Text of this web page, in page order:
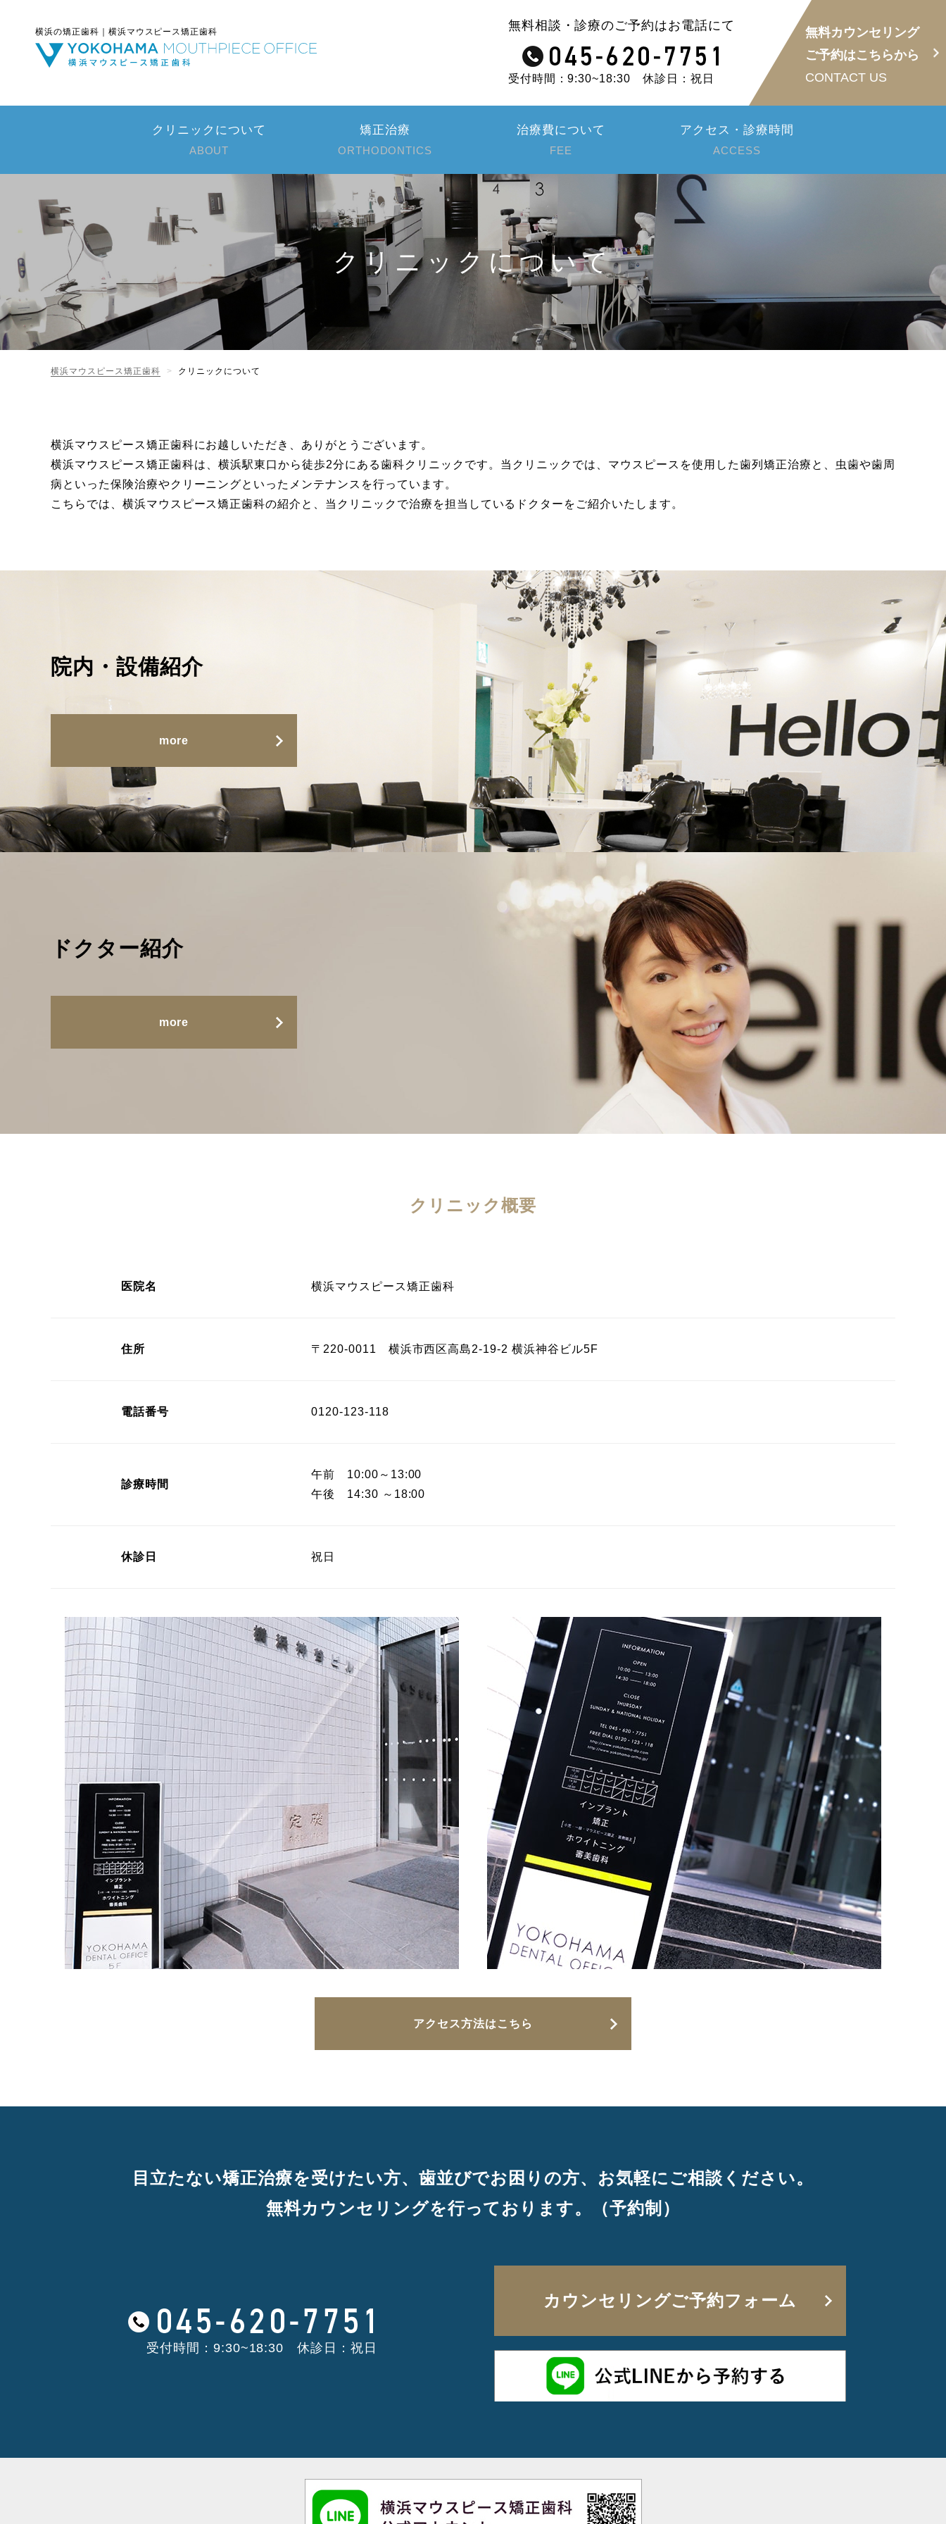
横浜の矯正歯科｜横浜マウスピース矯正歯科 無料相談・診療のご予約はお電話にて
受付時間：9:30~18:30 休診日：祝日
無料カウンセリング
ご予約はこちらから
CONTACT US
クリニックについて
ABOUT
矯正治療
ORTHODONTICS
治療費について
FEE
アクセス・診療時間
ACCESS
クリニックについて
横浜マウスピース矯正歯科 クリニックについて
横浜マウスピース矯正歯科にお越しいただき、ありがとうございます。
横浜マウスピース矯正歯科は、横浜駅東口から徒歩2分にある歯科クリニックです。当クリニックでは、マウスピースを使用した歯列矯正治療と、虫歯や歯周
病といった保険治療やクリーニングといったメンテナンスを行っています。
こちらでは、横浜マウスピース矯正歯科の紹介と、当クリニックで治療を担当しているドクターをご紹介いたします。
院内・設備紹介
more
ドクター紹介
more
クリニック概要
医院名 横浜マウスピース矯正歯科
住所 〒220-0011 横浜市西区高島2-19-2 横浜神谷ビル5F
電話番号 0120-123-118
診療時間
午前 10:00～13:00
午後 14:30 ～18:00
休診日 祝日
アクセス方法はこちら
目立たない矯正治療を受けたい方、歯並びでお困りの方、お気軽にご相談ください。
無料カウンセリングを行っております。（予約制）
受付時間：9:30~18:30 休診日：祝日
カウンセリングご予約フォーム